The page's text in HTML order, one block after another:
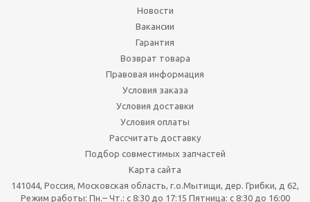
Новости
Вакансии
Гарантия
Возврат товара
Правовая информация
Условия заказа
Условия доставки
Условия оплаты
Рассчитать доставку
Подбор совместимых запчастей
Карта сайта
141044, Россия, Московская область, г.о.Мытищи, дер. Грибки, д 62,
Режим работы: Пн.– Чт.: с 8:30 до 17:15 Пятница: c 8:30 до 16:00